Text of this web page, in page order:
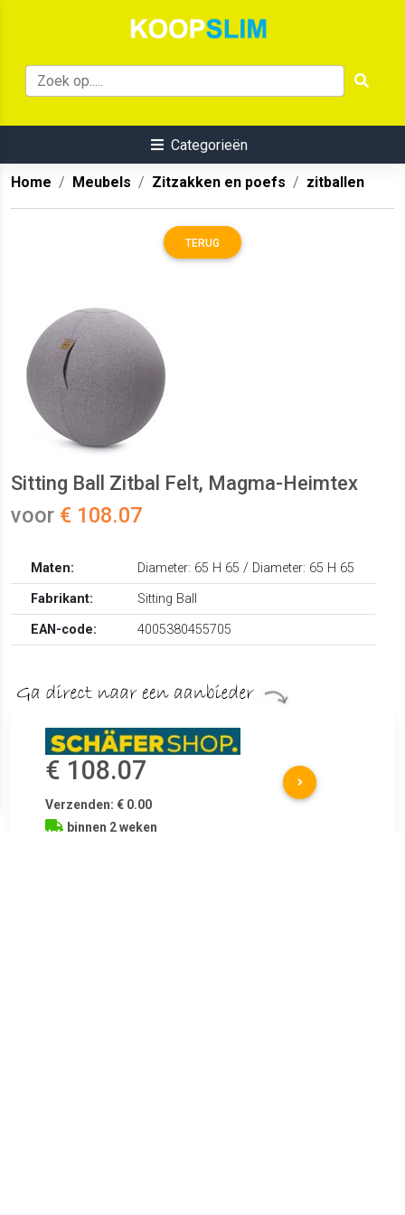
Categorieën
Home Meubels Zitzakken en poefs zitballen
TERUG
Sitting Ball Zitbal Felt, Magma-Heimtex
voor € 108.07
Maten:
Diameter: 65 H 65 / Diameter: 65 H 65
Fabrikant:
Sitting Ball
EAN-code:
4005380455705
€ 108.07
Verzenden: € 0.00
binnen 2 weken